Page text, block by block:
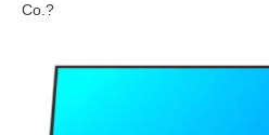
Co.?